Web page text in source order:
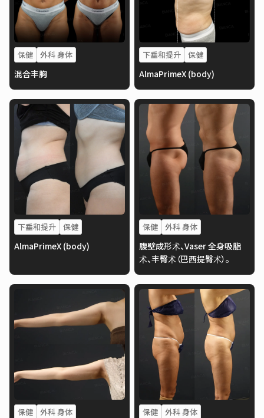
保健 外科 身体
混合丰胸
下垂和提升 保健
AlmaPrimeX (body)
下垂和提升 保健
AlmaPrimeX (body)
保健 外科 身体
腹壁成形术、Vaser 全身吸脂
术、丰臀术（巴西提臀术）。
保健 外科 身体 保健 外科 身体